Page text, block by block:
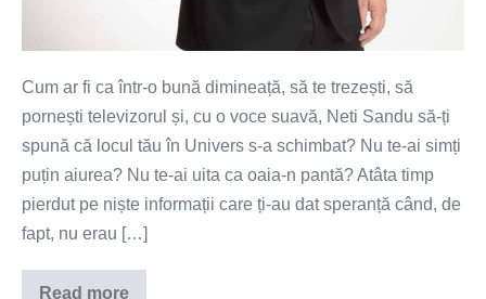
Cum ar fi ca într-o bună dimineață, să te trezești, să
pornești televizorul și, cu o voce suavă, Neti Sandu să-ți
spună că locul tău în Univers s-a schimbat? Nu te-ai simți
puțin aiurea? Nu te-ai uita ca oaia-n pantă? Atâta timp
pierdut pe niște informații care ți-au dat speranță când, de
fapt, nu erau […]
Read more